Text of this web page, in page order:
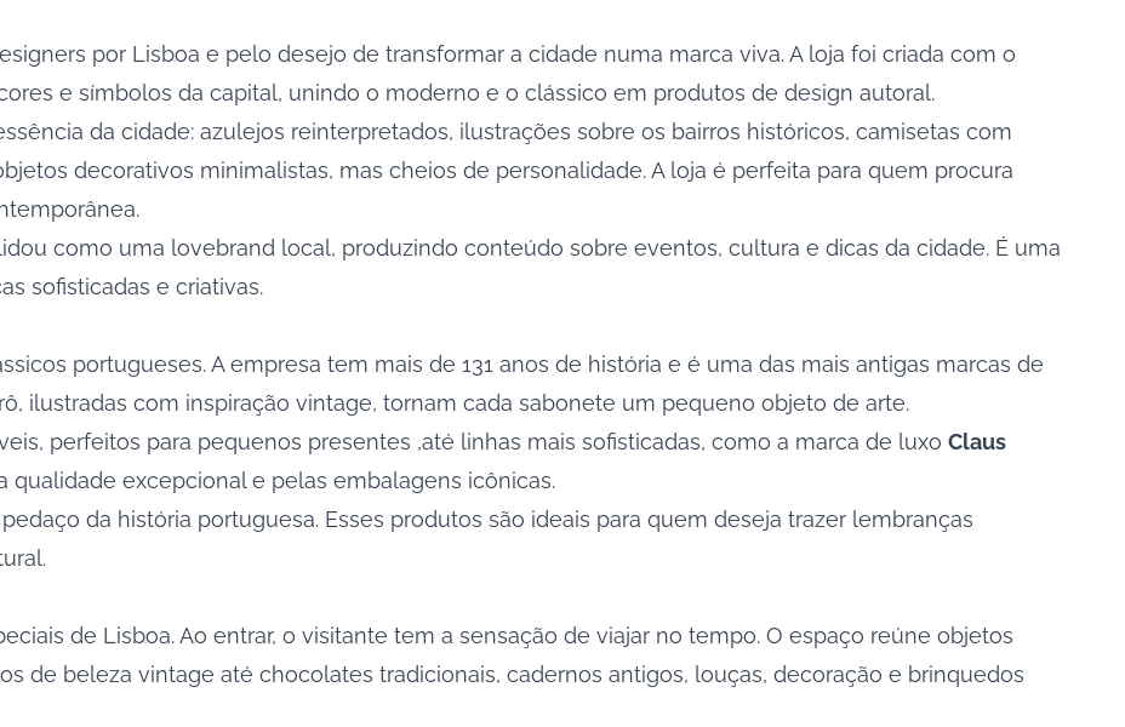
por Lisboa e pelo desejo de transformar a cidade numa marca viva. A loja foi criada com o
e símbolos da capital, unindo o moderno e o clássico em produtos de design autoral.
da cidade: azulejos reinterpretados, ilustrações sobre os bairros históricos, camisetas com
decorativos minimalistas, mas cheios de personalidade. A loja é perfeita para quem procura
como uma lovebrand local, produzindo conteúdo sobre eventos, cultura e dicas da cidade. É uma
sofisticadas e criativas.
portugueses. A empresa tem mais de 131 anos de história e é uma das mais antigas marcas de
ilustradas com inspiração vintage, tornam cada sabonete um pequeno objeto de arte.
perfeitos para pequenos presentes ,até linhas mais sofisticadas, como a marca de luxo Claus
excepcional e pelas embalagens icônicas.
da história portuguesa. Esses produtos são ideais para quem deseja trazer lembranças
de Lisboa. Ao entrar, o visitante tem a sensação de viajar no tempo. O espaço reúne objetos
de beleza vintage até chocolates tradicionais, cadernos antigos, louças, decoração e brinquedos